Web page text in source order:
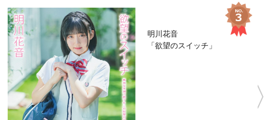
明川花音
「欲望のスイッチ」